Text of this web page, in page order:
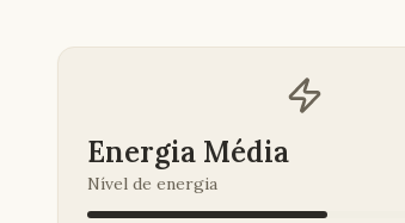
Energia Média
Nível de energia